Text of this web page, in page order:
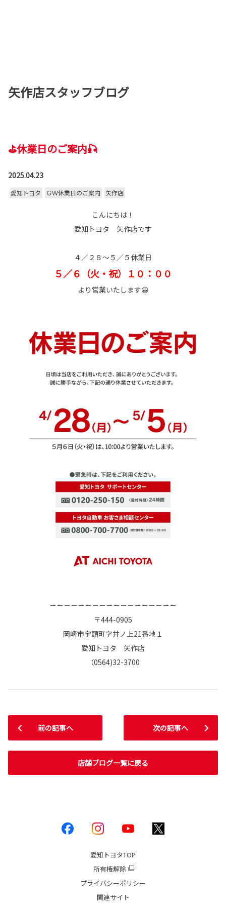
矢作店スタッフブログ
⛳休業日のご案内🎣
2025.04.23
愛知トヨタ ＧＷ休業日のご案内 矢作店
こんにちは！
愛知トヨタ 矢作店です
４／２８～５／５休業日
５／６（火・祝）１０：００
より営業いたします😀
－－－－－－－－－－－－－－－－－－
〒444-0905
岡崎市宇頭町字井ノ上21番地１
愛知トヨタ 矢作店
（0564)32-3700
前の記事へ
店舗ブログ一覧に戻る
次の記事へ
愛知トヨタTOP
所有権解除
プライバシーポリシー
関連サイト